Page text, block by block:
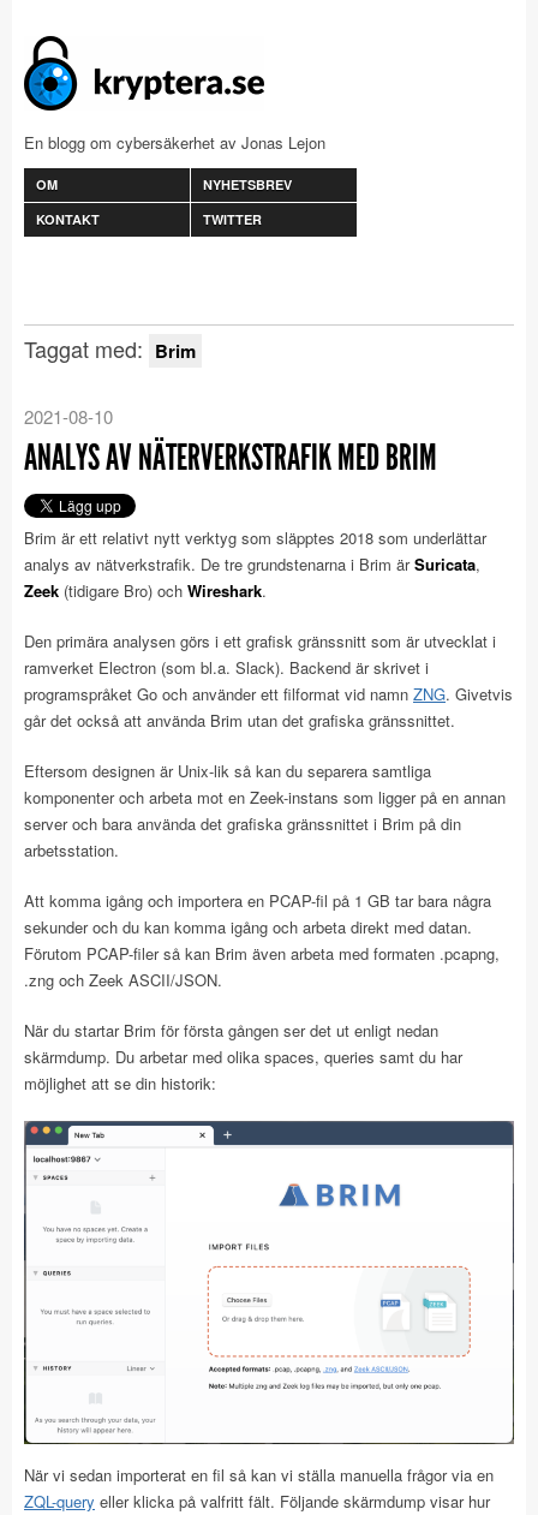
En blogg om cybersäkerhet av Jonas Lejon
OM
NYHETSBREV
KONTAKT
TWITTER
Taggat med: Brim
2021-08-10
ANALYS AV NÄTERVERKSTRAFIK MED BRIM
Brim är ett relativt nytt verktyg som släpptes 2018 som underlättar
analys av nätverkstrafik. De tre grundstenarna i Brim ärSuricata,
Zeek (tidigare Bro) och Wireshark.
Den primära analysen görs i ett grafisk gränssnitt som är utvecklat i
ramverket Electron (som bl.a. Slack). Backend är skrivet i
programspråket Go och använder ett filformat vid namn ZNG. Givetvis
går det också att använda Brim utan det grafiska gränssnittet.
Eftersom designen är Unix-lik så kan du separera samtliga
komponenter och arbeta mot en Zeek-instans som ligger på en annan
server och bara använda det grafiska gränssnittet i Brim på din
arbetsstation.
Att komma igång och importera en PCAP-fil på 1 GB tar bara några
sekunder och du kan komma igång och arbeta direkt med datan.
Förutom PCAP-filer så kan Brim även arbeta med formaten .pcapng,
.zng och Zeek ASCII/JSON.
När du startar Brim för första gången ser det ut enligt nedan
skärmdump. Du arbetar med olika spaces, queries samt du har
möjlighet att se din historik:
När vi sedan importerat en fil så kan vi ställa manuella frågor via en
ZQL-query eller klicka på valfritt fält. Följande skärmdump visar hur